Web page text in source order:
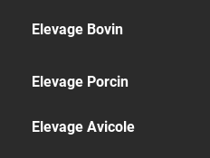
Elevage Bovin
Elevage Porcin
Elevage Avicole